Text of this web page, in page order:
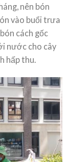
nên bón
vào buổi trưa
cách gốc
nước cho cây
hấp thu.